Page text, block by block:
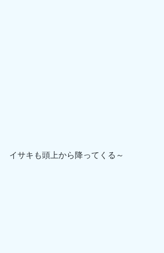
イサキも頭上から降ってくる～